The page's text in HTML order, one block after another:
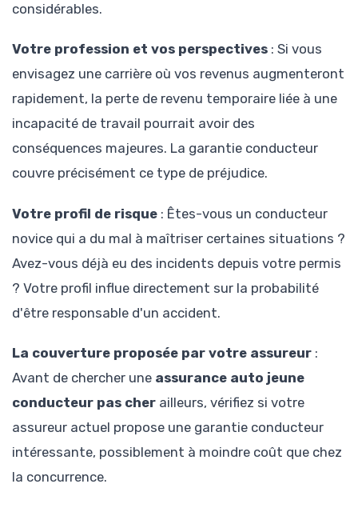
considérables.
Votre profession et vos perspectives : Si vous
envisagez une carrière où vos revenus augmenteront
rapidement, la perte de revenu temporaire liée à une
incapacité de travail pourrait avoir des
conséquences majeures. La garantie conducteur
couvre précisément ce type de préjudice.
Votre profil de risque : Êtes-vous un conducteur
novice qui a du mal à maîtriser certaines situations ?
Avez-vous déjà eu des incidents depuis votre permis
? Votre profil influe directement sur la probabilité
d'être responsable d'un accident.
La couverture proposée par votre assureur :
Avant de chercher une assurance auto jeune
conducteur pas cher ailleurs, vérifiez si votre
assureur actuel propose une garantie conducteur
intéressante, possiblement à moindre coût que chez
la concurrence.